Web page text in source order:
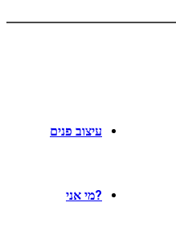
עיצוב פנים
?מי אני